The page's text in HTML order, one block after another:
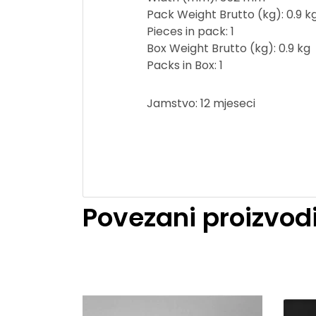
Pack Weight Brutto (kg): 0.9
Pieces in pack: 1
Box Weight Brutto (kg): 0.9 kg
Packs in Box: 1
Jamstvo: 12 mjeseci
Povezani